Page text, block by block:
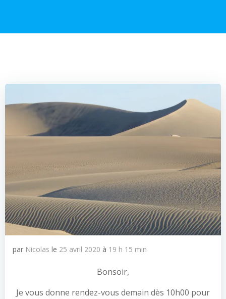
par Nicolas le 25 avril 2020 à 19 h 15 min
Bonsoir,
Je vous donne rendez-vous demain dès 10h00 pour